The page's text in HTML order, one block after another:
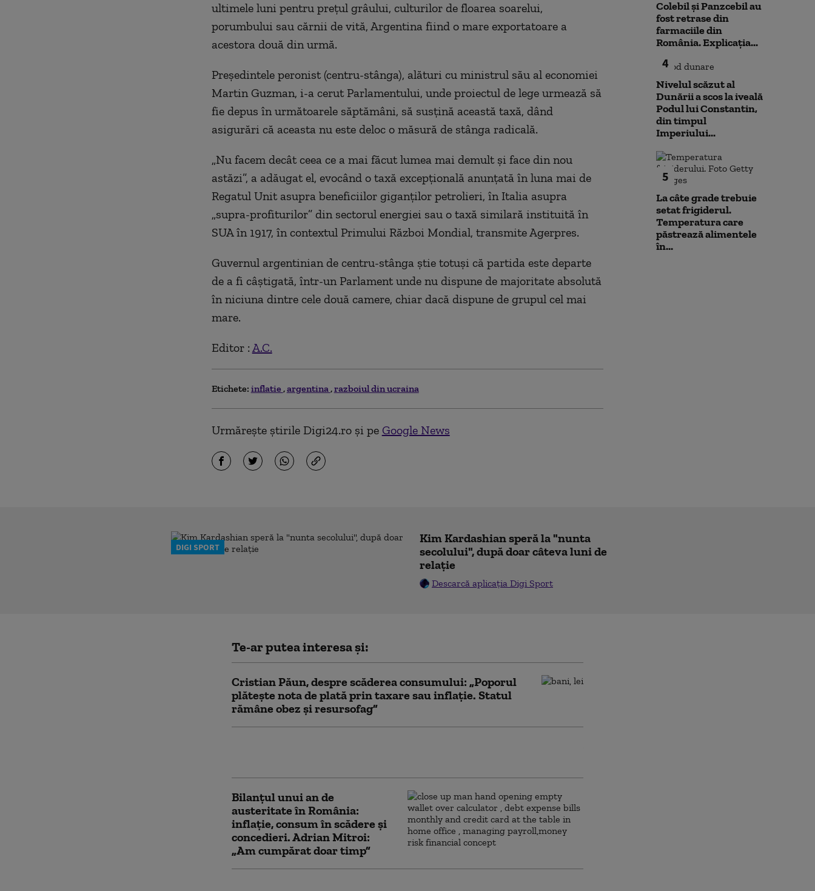
ultimele luni pentru preţul grâului, culturilor de floarea soarelui,
porumbului sau cărnii de vită, Argentina fiind o mare exportatoare a
acestora două din urmă.
Preşedintele peronist (centru-stânga), alături cu ministrul său al economiei
Martin Guzman, i-a cerut Parlamentului, unde proiectul de lege urmează să
fie depus în următoarele săptămâni, să susţină această taxă, dând
asigurări că aceasta nu este deloc o măsură de stânga radicală.
„Nu facem decât ceea ce a mai făcut lumea mai demult şi face din nou
astăzi”, a adăugat el, evocând o taxă excepţională anunţată în luna mai de
Regatul Unit asupra beneficiilor giganţilor petrolieri, în Italia asupra
„supra-profiturilor” din sectorul energiei sau o taxă similară instituită în
SUA în 1917, în contextul Primului Război Mondial, transmite Agerpres.
Guvernul argentinian de centru-stânga ştie totuşi că partida este departe
de a fi câştigată, într-un Parlament unde nu dispune de majoritate absolută
în niciuna dintre cele două camere, chiar dacă dispune de grupul cel mai
mare.
Editor : A.C.
Etichete: inflatie argentina razboiul din ucraina
Urmărește știrile Digi24.ro și pe Google News
Colebil și Panzcebil au
fost retrase din
farmaciile din
România. Explicația...
4
Nivelul scăzut al
Dunării a scos la iveală
Podul lui Constantin,
din timpul
Imperiului...
5
La câte grade trebuie
setat frigiderul.
Temperatura care
păstrează alimentele
în...
DIGI SPORT
Kim Kardashian speră la "nunta
secolului", după doar câteva luni de
relație
Descarcă aplicația Digi Sport
Te-ar putea interesa și:
Cristian Păun, despre scăderea consumului: „Poporul
plătește nota de plată prin taxare sau inflație. Statul
rămâne obez și resursofag”
Bilanțul unui an de
austeritate în România:
inflație, consum în scădere și
concedieri. Adrian Mitroi:
„Am cumpărat doar timp”